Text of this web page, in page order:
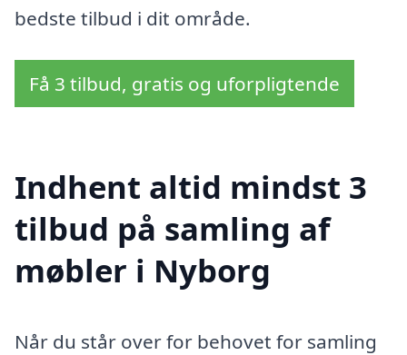
bedste tilbud i dit område.
Få 3 tilbud, gratis og uforpligtende
Indhent altid mindst 3
tilbud på samling af
møbler i Nyborg
Når du står over for behovet for samling